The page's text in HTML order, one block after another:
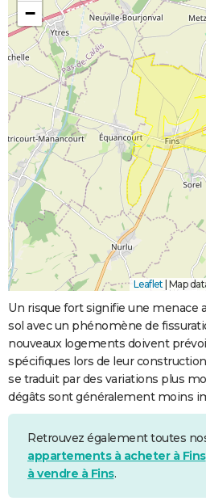
−
Leaflet | Map
Un risque fort signifie une menace
sol avec un phénomène de
nouveaux logements doivent
spécifiques lors de leur
se traduit par des variations plus
dégâts sont généralement moins
Retrouvez également toutes
appartements à acheter à Fins
à vendre à Fins.